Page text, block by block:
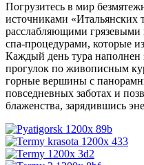
Погрузитесь в мир
источниками «Итальянских
расслабляющими
спа-процедурами, которые
Каждый день тура наполнен
прогулок по живописным
горные вершины с
повседневных заботах и
блаженства, зарядившись